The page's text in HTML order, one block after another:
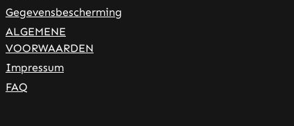
Gegevensbescherming
ALGEMENE
VOORWAARDEN
Impressum
FAQ